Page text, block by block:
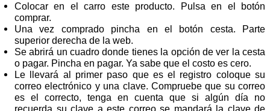
Colocar en el carro este producto. Pulsa en el botón
comprar.
Una vez comprado pincha en el botón cesta. Parte
superior derecha de la web.
Se abrirá un cuadro donde tienes la opción de ver la cesta
o pagar. Pincha en pagar. Ya sabe que el costo es cero.
Le llevará al primer paso que es el registro coloque su
correo electrónico y una clave. Compruebe que su correo
es el correcto, tenga en cuenta que si algún día no
recuerda su clave a este correo se mandará la clave de